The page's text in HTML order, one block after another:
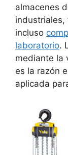
almacenes
incluso
laboratorio.
mediante la
es la razón
aplicada